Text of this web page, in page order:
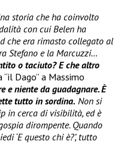
storia che ha coinvolto
con cui Belen ha
che era rimasto collegato al
Stefano e la Marcuzzi…
o taciuto? E che altro
Dago” a Massimo
e niente da guadagnare. È
tutto in sordina. Non si
in cerca di visibilità, ed è
dirompente. Quando
‘E questo chi è?’, tutto